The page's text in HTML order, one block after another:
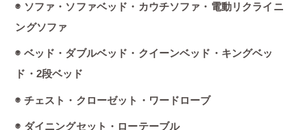
◉ ソファ・ソファベッド・カウチソファ・電動リクライニ
ングソファ
◉ ベッド・ダブルベッド・クイーンベッド・キングベッ
ド・2段ベッド
◉ チェスト・クローゼット・ワードローブ
◉ ダイニングセット・ローテーブル